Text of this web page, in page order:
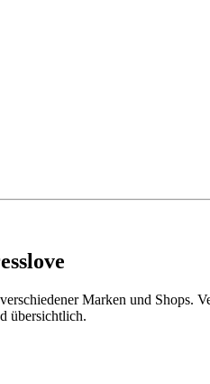
Marken und Shops.
übersichtlich.